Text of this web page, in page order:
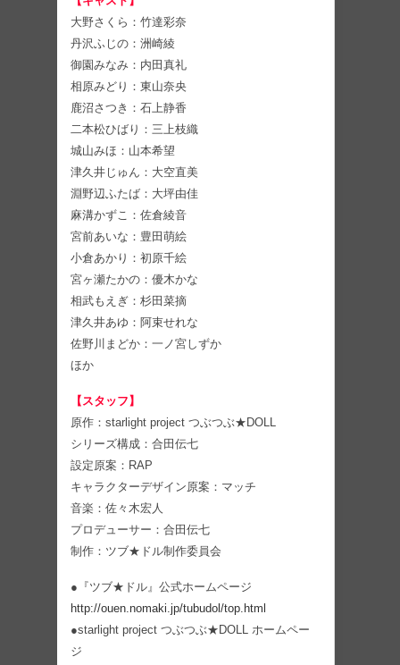
大野さくら：竹達彩奈
丹沢ふじの：洲崎綾
御園みなみ：内田真礼
相原みどり：東山奈央
鹿沼さつき：石上静香
二本松ひばり：三上枝織
城山みほ：山本希望
津久井じゅん：大空直美
淵野辺ふたば：大坪由佳
麻溝かずこ：佐倉綾音
宮前あいな：豊田萌絵
小倉あかり：初原千絵
宮ヶ瀬たかの：優木かな
相武もえぎ：杉田菜摘
津久井あゆ：阿束せれな
佐野川まどか：一ノ宮しずか
ほか
【スタッフ】
原作：starlight project つぶつぶ★DOLL
シリーズ構成：合田伝七
設定原案：RAP
キャラクターデザイン原案：マッチ
音楽：佐々木宏人
プロデューサー：合田伝七
制作：ツブ★ドル制作委員会
●『ツブ★ドル』公式ホームページ
http://ouen.nomaki.jp/tubudol/top.html
●starlight project つぶつぶ★DOLL ホームペー
ジ